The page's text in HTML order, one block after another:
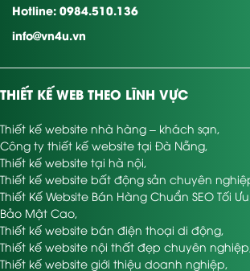
Hotline: 0984.510.136
info@vn4u.vn
THIẾT KẾ WEB THEO LĨNH VỰC
Thiết kế website nhà hàng – khách sạn,
Công ty thiết kế website tại Đà Nẵng,
Thiết kế website tại hà nội,
Thiết kế website bất động sản chuyên
Thiết Kế Website Bán Hàng Chuẩn SEO Tối
Bảo Mật Cao,
Thiết kế website bán điện thoại di động,
Thiết kế website nội thất đẹp chuyên nghiệp
Thiết kế website giới thiệu doanh nghiệp,